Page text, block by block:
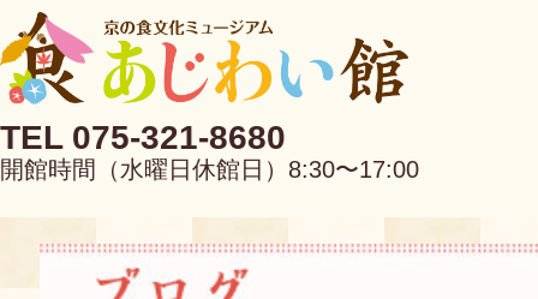
TEL 075-321-8680
開館時間（水曜日休館日）8:30〜17:00